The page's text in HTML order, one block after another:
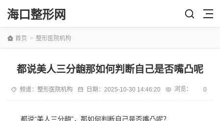
海口整形网
首页 > 整形医院机构
都说美人三分龅那如何判断自己是否嘴凸呢
频道： 整形医院机构 日期： 2025-10-30 14:46:20 浏览： 0
都说“美人三分龅”，那如何判断自己是否嘴凸呢？